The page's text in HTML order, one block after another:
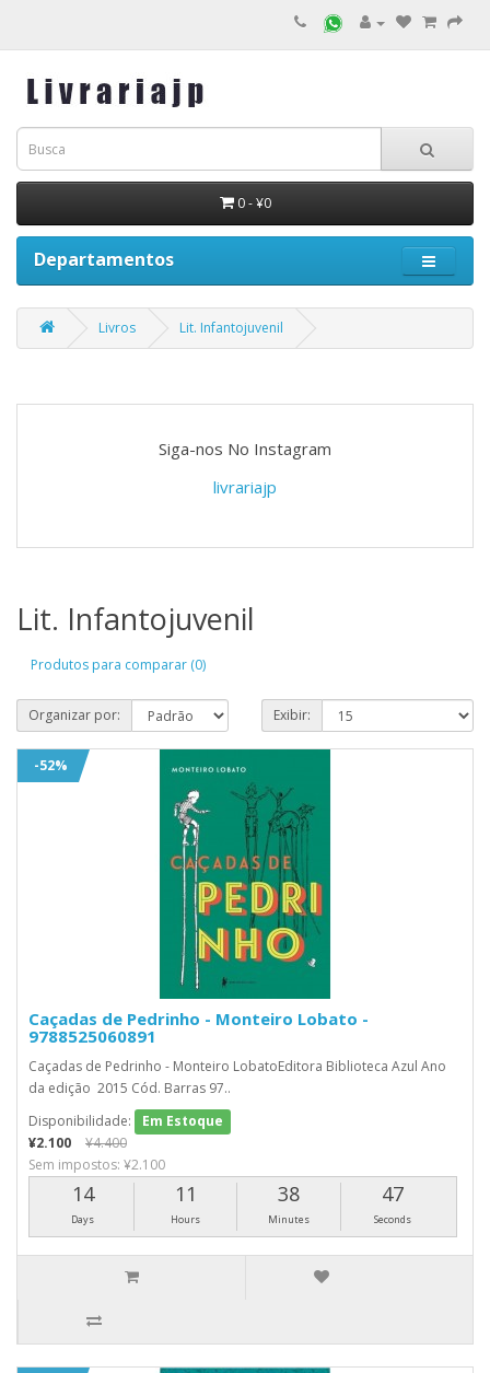
0 - ¥0
Departamentos
Livros Lit. Infantojuvenil
Siga-nos No Instagram
livrariajp
Lit. Infantojuvenil
Produtos para comparar (0)
Organizar por: Exibir:
-52%
Caçadas de Pedrinho - Monteiro Lobato -
9788525060891
Caçadas de Pedrinho - Monteiro LobatoEditora Biblioteca Azul Ano
da edição 2015 Cód. Barras 97..
Disponibilidade:
Em Estoque
¥2.100
¥4.400
Sem impostos: ¥2.100
14
Days
11
Hours
38
Minutes
46
Seconds